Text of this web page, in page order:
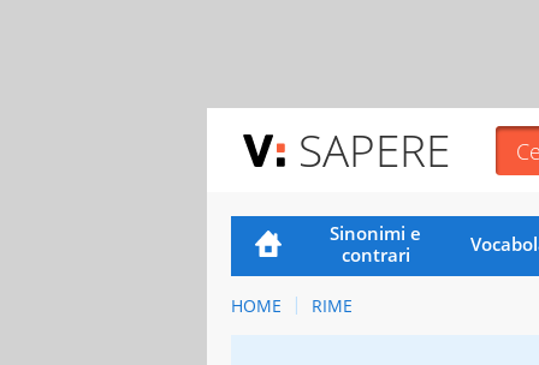
SAPERE
Sinonimi e
contrari
HOME RIME